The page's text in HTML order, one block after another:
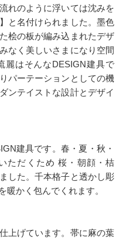
れのように浮いては沈みを
と名付けられました。墨色
桧の板が編み込まれたデザ
なく美しいさまになり空間
麗はそんなDESIGN建具で
パーテーションとしての機
ンテイストな設計とデザイ
建具です。春・夏・秋・
ただくため 桜・朝顔・桔
した。千本格子と透かし彫
暖かく包んでくれます。
上げています。帯に麻の葉